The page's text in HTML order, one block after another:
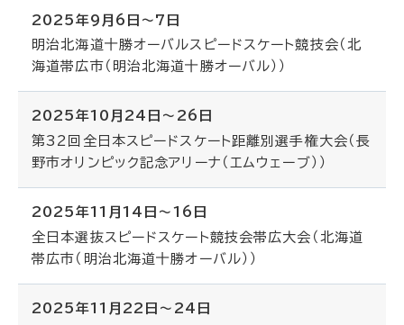
2025年9月6日～7日
明治北海道十勝オーバルスピードスケート競技会（北
海道帯広市（明治北海道十勝オーバル））
2025年10月24日～26日
第32回全日本スピードスケート距離別選手権大会（長
野市オリンピック記念アリーナ（エムウェーブ））
2025年11月14日～16日
全日本選抜スピードスケート競技会帯広大会（北海道
帯広市（明治北海道十勝オーバル））
2025年11月22日～24日